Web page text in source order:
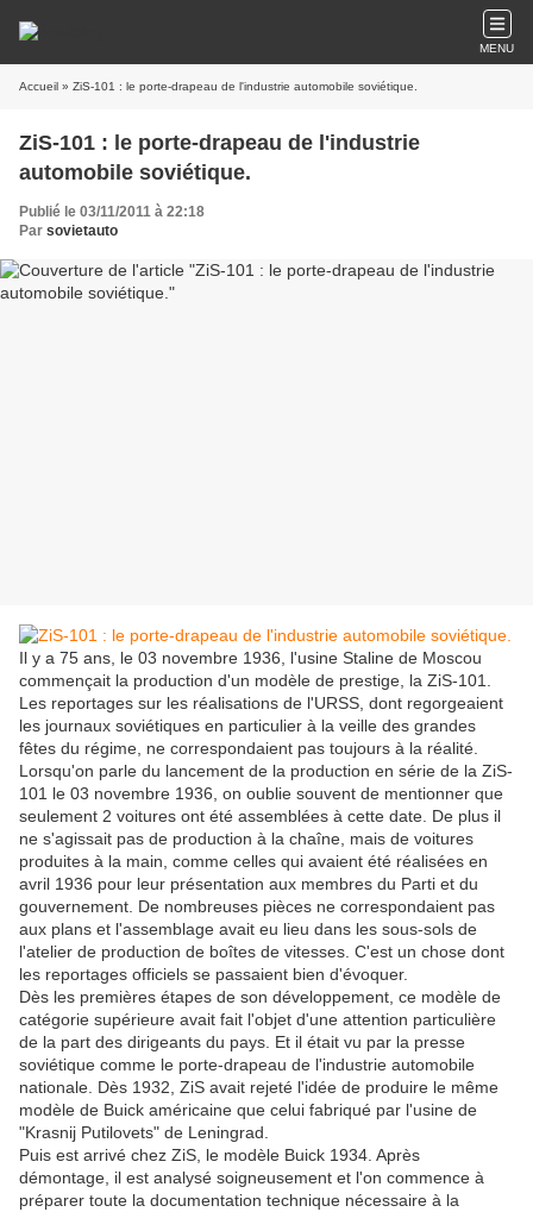
MENU
Accueil » ZiS-101 : le porte-drapeau de l'industrie automobile soviétique.
ZiS-101 : le porte-drapeau de l'industrie
automobile soviétique.
Publié le 03/11/2011 à 22:18
Par sovietauto
Il y a 75 ans, le 03 novembre 1936, l'usine Staline de Moscou
commençait la production d'un modèle de prestige, la ZiS-101.
Les reportages sur les réalisations de l'URSS, dont regorgeaient
les journaux soviétiques en particulier à la veille des grandes
fêtes du régime, ne correspondaient pas toujours à la réalité.
Lorsqu'on parle du lancement de la production en série de la ZiS-
101 le 03 novembre 1936, on oublie souvent de mentionner que
seulement 2 voitures ont été assemblées à cette date. De plus il
ne s'agissait pas de production à la chaîne, mais de voitures
produites à la main, comme celles qui avaient été réalisées en
avril 1936 pour leur présentation aux membres du Parti et du
gouvernement. De nombreuses pièces ne correspondaient pas
aux plans et l'assemblage avait eu lieu dans les sous-sols de
l'atelier de production de boîtes de vitesses. C'est un chose dont
les reportages officiels se passaient bien d'évoquer.
Dès les premières étapes de son développement, ce modèle de
catégorie supérieure avait fait l'objet d'une attention particulière
de la part des dirigeants du pays. Et il était vu par la presse
soviétique comme le porte-drapeau de l'industrie automobile
nationale. Dès 1932, ZiS avait rejeté l'idée de produire le même
modèle de Buick américaine que celui fabriqué par l'usine de
"Krasnij Putilovets" de Leningrad.
Puis est arrivé chez ZiS, le modèle Buick 1934. Après
démontage, il est analysé soigneusement et l'on commence à
préparer toute la documentation technique nécessaire à la